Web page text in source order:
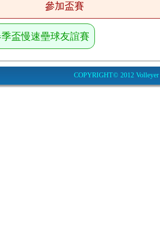
參加盃賽
盃慢速壘球友誼賽
COPYRIGHT© 2012 Volleyer